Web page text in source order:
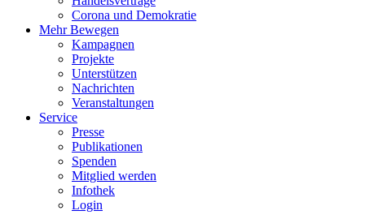
Corona und Demokratie
Mehr Bewegen
Kampagnen
Projekte
Unterstützen
Nachrichten
Veranstaltungen
Service
Presse
Publikationen
Spenden
Mitglied werden
Infothek
Login